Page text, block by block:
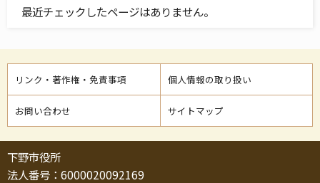
最近チェックしたページはありません。
リンク・著作権・免責事項 個人情報の取り扱い
お問い合わせ サイトマップ
下野市役所
法人番号：6000020092169